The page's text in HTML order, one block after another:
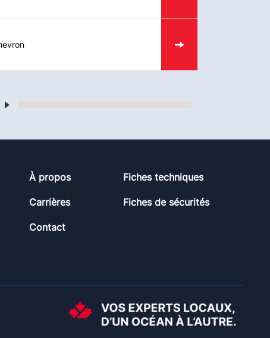
À propos
Carrières
Contact
Fiches techniques
Fiches de sécurités